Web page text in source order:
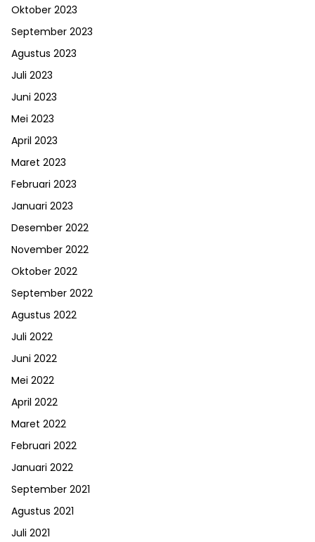
Oktober 2023
September 2023
Agustus 2023
Juli 2023
Juni 2023
Mei 2023
April 2023
Maret 2023
Februari 2023
Januari 2023
Desember 2022
November 2022
Oktober 2022
September 2022
Agustus 2022
Juli 2022
Juni 2022
Mei 2022
April 2022
Maret 2022
Februari 2022
Januari 2022
September 2021
Agustus 2021
Juli 2021